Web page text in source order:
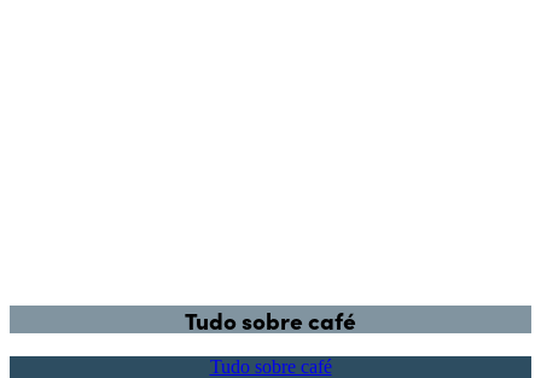
Tudo sobre café
Tudo sobre café